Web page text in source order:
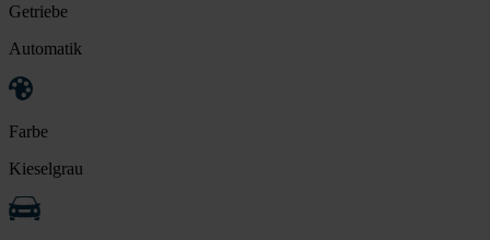
Getriebe
Automatik
Farbe
Kieselgrau